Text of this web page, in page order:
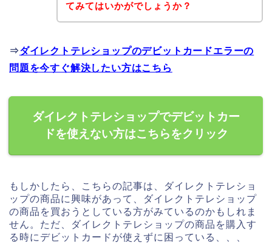
てみてはいかがでしょうか？
⇒ダイレクトテレショップのデビットカードエラーの
問題を今すぐ解決したい方はこちら
ダイレクトテレショップでデビットカー
ドを使えない方はこちらをクリック
もしかしたら、こちらの記事は、ダイレクトテレショ
ップの商品に興味があって、ダイレクトテレショップ
の商品を買おうとしている方がみているのかもしれま
せん。ただ、ダイレクトテレショップの商品を購入す
る時にデビットカードが使えずに困っている、、、